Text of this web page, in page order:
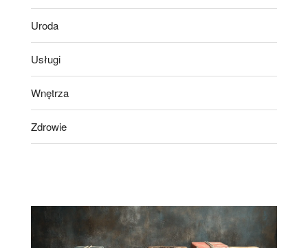
Uroda
Usługi
Wnętrza
Zdrowie